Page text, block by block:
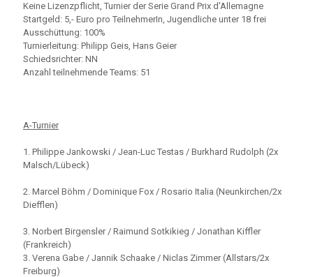
Keine Lizenzpflicht, Turnier der Serie Grand Prix d'Allemagne
Startgeld: 5,- Euro pro TeilnehmerIn, Jugendliche unter 18 frei
Ausschüttung: 100%
Turnierleitung: Philipp Geis, Hans Geier
Schiedsrichter: NN
Anzahl teilnehmende Teams: 51
A-Turnier
1. Philippe Jankowski / Jean-Luc Testas / Burkhard Rudolph (2x
Malsch/Lübeck)
2. Marcel Böhm / Dominique Fox / Rosario Italia (Neunkirchen/2x
Diefflen)
3. Norbert Birgensler / Raimund Sotkikieg / Jonathan Kiffler
(Frankreich)
3. Verena Gabe / Jannik Schaake / Niclas Zimmer (Allstars/2x
Freiburg)